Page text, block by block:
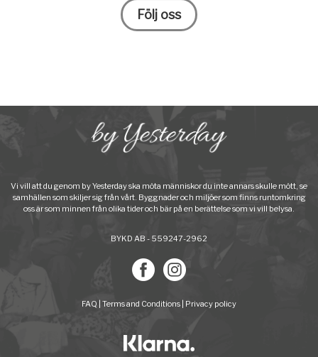
Följ oss
Vi vill att du genom by Yesterday ska möta människor du inte annars skulle mött, se
samhällen som skiljer sig från vårt. Byggnader och miljöer som finns runtomkring
oss är som minnen från olika tider och bär på en berättelse som vi vill belysa.
BYKD AB - 559247-2962
FAQ Terms and Conditions Privacy policy